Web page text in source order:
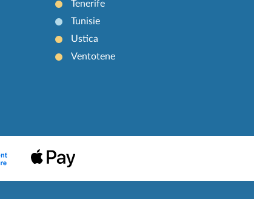
Tenerife
Tunisie
Ustica
Ventotene